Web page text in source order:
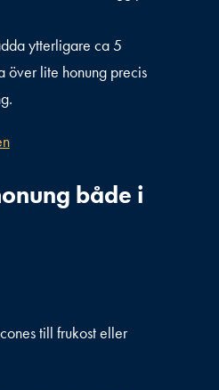
ytterligare ca 5
över lite honung precis
både i
till frukost eller